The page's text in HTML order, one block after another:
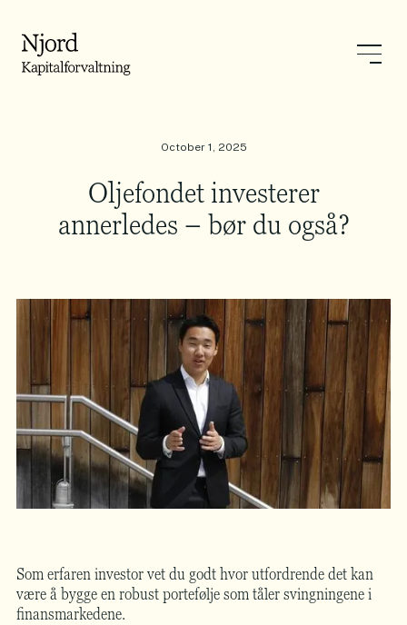
October 1, 2025
Oljefondet investerer
annerledes – bør du også?
Som erfaren investor vet du godt hvor utfordrende det kan
være å bygge en robust portefølje som tåler svingningene i
finansmarkedene.